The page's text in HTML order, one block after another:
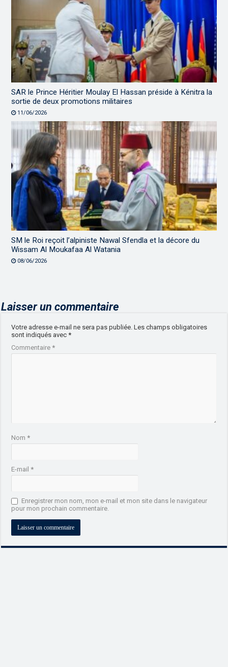
SAR le Prince Héritier Moulay El Hassan préside à Kénitra la
sortie de deux promotions militaires
11/06/2026
SM le Roi reçoit l’alpiniste Nawal Sfendla et la décore du
Wissam Al Moukafaa Al Watania
08/06/2026
Laisser un commentaire
Votre adresse e-mail ne sera pas publiée. Les champs obligatoires
sont indiqués avec*
Commentaire*
Nom*
E-mail*
Enregistrer mon nom, mon e-mail et mon site dans le navigateur
pour mon prochain commentaire.